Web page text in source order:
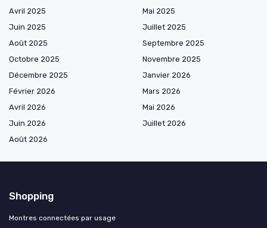
Avril 2025
Mai 2025
Juin 2025
Juillet 2025
Août 2025
Septembre 2025
Octobre 2025
Novembre 2025
Décembre 2025
Janvier 2026
Février 2026
Mars 2026
Avril 2026
Mai 2026
Juin 2026
Juillet 2026
Août 2026
Shopping
Montres connectées par usage